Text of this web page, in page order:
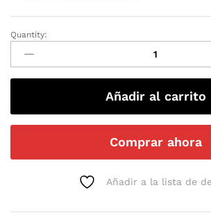
Quantity:
Añadir al carrito
Comprar ahora
Añadir a la lista de